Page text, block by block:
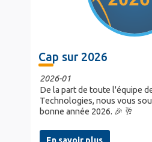
Cap sur 2026
2026-01
De la part de toute l'équipe
Technologies, nous vous
bonne année 2026. 🎉 🥂
En savoir plus